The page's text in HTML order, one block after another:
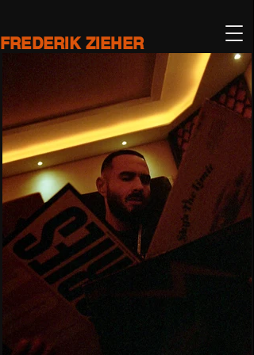
FREDERIK ZIEHER